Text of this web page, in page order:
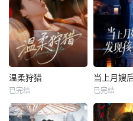
温柔狩猎
已完结 已完结